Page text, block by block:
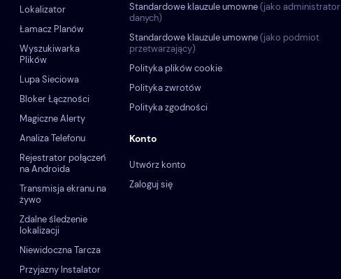
Konto
Utwórz konto
Zaloguj się
Standardowe klauzule umowne(jako administrator
danych)
Standardowe klauzule umowne(jako podmiot
przetwarzający)
Polityka plików cookie
Polityka zwrotów
Polityka zgodności
Lokalizator
Łamacz Planów
Wyszukiwarka
Plików
Lupa Sieciowa
Bloker Łączności
Magiczne Alerty
Analiza Telefonu
Rejestrator połączeń
na Androida
Transmisja ekranu na
żywo
Zdalne śledzenie
lokalizacji
Niewidoczna Tarcza
Przyjazny Instalator